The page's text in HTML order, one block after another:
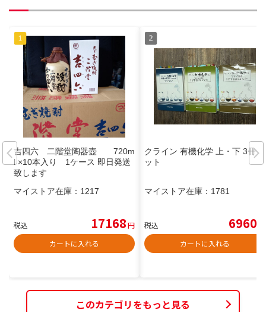
吉四六 二階堂陶器壺 720m
l ×10本入り 1ケース 即日発送
致します
マイストア在庫： 1217
税込 17168円
カートに入れる
クライン 有機化学 上・下 3冊セ
ット
マイストア在庫： 1781
税込 6960
カートに入れる
このカテゴリをもっと見る